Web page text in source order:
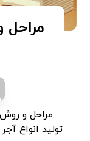
مراحل
مراحل و
تولید انواع